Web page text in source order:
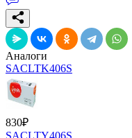
Аналоги
SACLTK406S
830₽
SACLTY406S